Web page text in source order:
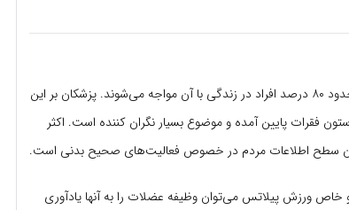
کمردرد یک ناهنجاری اسکلتی ماهیچه‌ای است که حدود ۸۰ درصد افراد در زندگی با آن مواجه می‌شوند. پزشکان بر این
فقرات پایین آمده و موضوع بسیار نگران کننده است. اکثر
سطح اطلاعات مردم در خصوص فعالیت‌های صحیح بدنی است.
و خاص ورزش پیلاتس می‌توان وظیفه عضلات را به آنها یادآوری